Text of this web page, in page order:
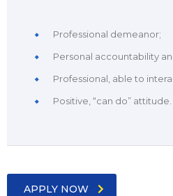
Professional demeanor;
Personal accountability
Professional, able to
Positive, “can do” attitude.
APPLY NOW